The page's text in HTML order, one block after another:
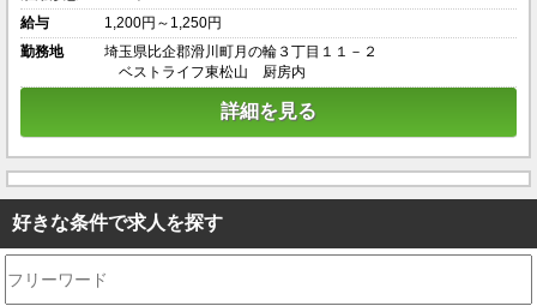
給与
1,200円～1,250円
勤務地
埼玉県比企郡滑川町月の輪３丁目１１－２
ベストライフ東松山 厨房内
詳細を見る
好きな条件で求人を探す